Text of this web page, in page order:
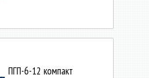
ПГП-6-12 компакт